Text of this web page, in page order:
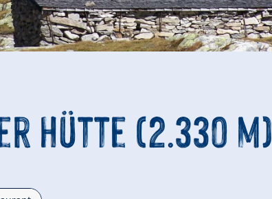
Hütte (2.330 m)